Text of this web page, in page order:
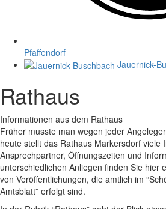
Pfaffendorf
Jauernick-
Rathaus
Informationen aus dem Rathaus
Früher musste man wegen jeder
heute stellt das Rathaus Markersdorf viele
Ansprechpartner, Öffnungszeiten und
unterschiedlichen Anliegen finden Sie hier
von Veröffentlichungen, die amtlich im
Amtsblatt” erfolgt sind.